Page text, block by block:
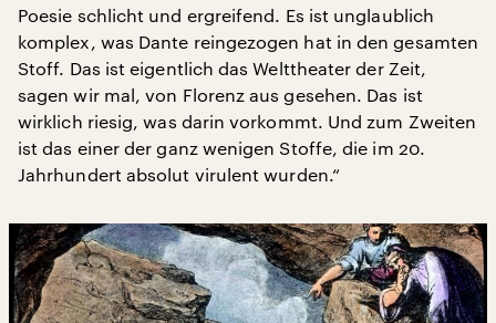
Poesie schlicht und ergreifend. Es ist unglaublich
komplex, was Dante reingezogen hat in den gesamten
Stoff. Das ist eigentlich das Welttheater der Zeit,
sagen wir mal, von Florenz aus gesehen. Das ist
wirklich riesig, was darin vorkommt. Und zum Zweiten
ist das einer der ganz wenigen Stoffe, die im 20.
Jahrhundert absolut virulent wurden.“